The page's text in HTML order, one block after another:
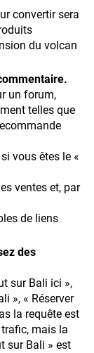
convertir sera
du volcan
un forum,
telles que
vous êtes le «
ventes et, par
de liens
des
sur Bali ici »,
», « Réserver
la requête est
mais la
sur Bali » est